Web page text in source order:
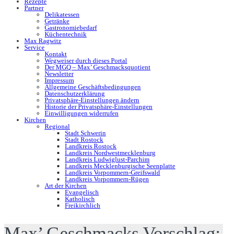
Partner
Delikatessen
Getränke
Gastronomiebedarf
Küchentechnik
Max Ragwitz
Service
Kontakt
Wegweiser durch dieses Portal
Der MGQ – Max’ Geschmacksquotient
Newsletter
Impressum
Allgemeine Geschäftsbedingungen
Datenschutzerklärung
Privatsphäre-Einstellungen ändern
Historie der Privatsphäre-Einstellungen
Einwilligungen widerrufen
Kirchen
Regional
Stadt Schwerin
Stadt Rostock
Landkreis Rostock
Landkreis Nordwestmecklenburg
Landkreis Ludwiglust-Parchim
Landkreis Mecklenburgische Seenplatte
Landkreis Vorpommern-Greifswald
Landkreis Vorpommern-Rügen
Art der Kirchen
Evangelisch
Katholisch
Freikirchlich